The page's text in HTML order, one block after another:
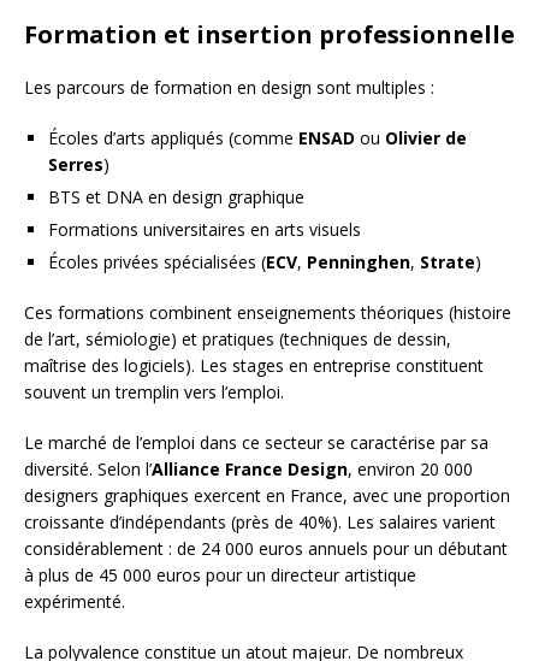
Formation et insertion professionnelle
Les parcours de formation en design sont multiples :
Écoles d’arts appliqués (comme ENSAD ou Olivier de
Serres)
BTS et DNA en design graphique
Formations universitaires en arts visuels
Écoles privées spécialisées (ECV, Penninghen, Strate)
Ces formations combinent enseignements théoriques (histoire
de l’art, sémiologie) et pratiques (techniques de dessin,
maîtrise des logiciels). Les stages en entreprise constituent
souvent un tremplin vers l’emploi.
Le marché de l’emploi dans ce secteur se caractérise par sa
diversité. Selon l’Alliance France Design, environ 20 000
designers graphiques exercent en France, avec une proportion
croissante d’indépendants (près de 40%). Les salaires varient
considérablement : de 24 000 euros annuels pour un débutant
à plus de 45 000 euros pour un directeur artistique
expérimenté.
La polyvalence constitue un atout majeur. De nombreux